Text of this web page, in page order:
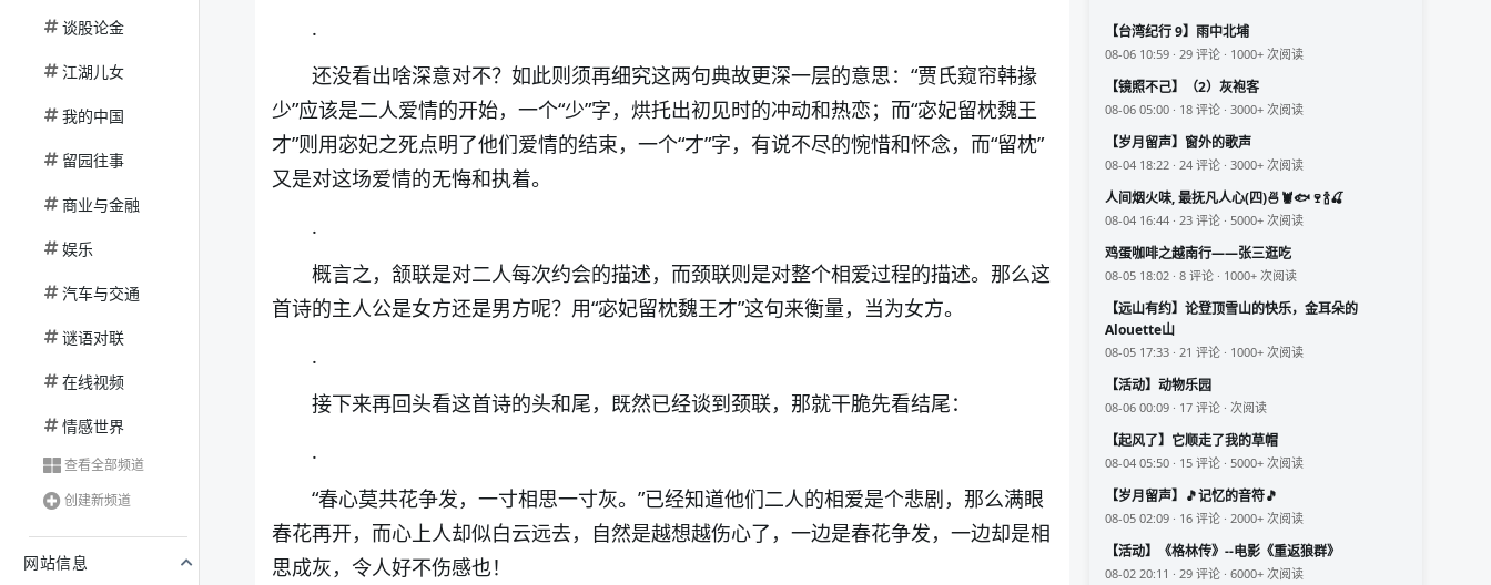
谈股论金
江湖儿女
我的中国
留园往事
商业与金融
娱乐
汽车与交通
谜语对联
在线视频
情感世界
查看全部频道
创建新频道
网站信息
.
还没看出啥深意对不？如此则须再细究这两句典故更深一层的意思：“贾氏窥帘韩掾
少”应该是二人爱情的开始，一个“少”字，烘托出初见时的冲动和热恋；而“宓妃留枕魏王
才”则用宓妃之死点明了他们爱情的结束，一个“才”字，有说不尽的惋惜和怀念，而“留枕”
又是对这场爱情的无悔和执着。
.
概言之，颔联是对二人每次约会的描述，而颈联则是对整个相爱过程的描述。那么这
首诗的主人公是女方还是男方呢？用“宓妃留枕魏王才”这句来衡量，当为女方。
.
接下来再回头看这首诗的头和尾，既然已经谈到颈联，那就干脆先看结尾：
.
“春心莫共花争发，一寸相思一寸灰。”已经知道他们二人的相爱是个悲剧，那么满眼
春花再开，而心上人却似白云远去，自然是越想越伤心了，一边是春花争发，一边却是相
思成灰，令人好不伤感也！
【台湾纪行 9】雨中北埔
08-06 10:59 · 29 评论 · 1000+ 次阅读
【镜照不己】（2）灰袍客
08-06 05:00 · 18 评论 · 3000+ 次阅读
【岁月留声】窗外的歌声
08-04 18:22 · 24 评论 · 3000+ 次阅读
人间烟火味, 最抚凡人心(四)🍜🦞🐟🍷🍾🍒
08-04 16:44 · 23 评论 · 5000+ 次阅读
鸡蛋咖啡之越南行——张三逛吃
08-05 18:02 · 8 评论 · 1000+ 次阅读
【远山有约】论登顶雪山的快乐，金耳朵的
Alouette山
08-05 17:33 · 21 评论 · 1000+ 次阅读
【活动】动物乐园
08-06 00:09 · 17 评论 · 次阅读
【起风了】它顺走了我的草帽
08-04 05:50 · 15 评论 · 5000+ 次阅读
【岁月留声】🎵记忆的音符🎵
08-05 02:09 · 16 评论 · 2000+ 次阅读
【活动】《格林传》--电影《重返狼群》
08-02 20:11 · 29 评论 · 6000+ 次阅读